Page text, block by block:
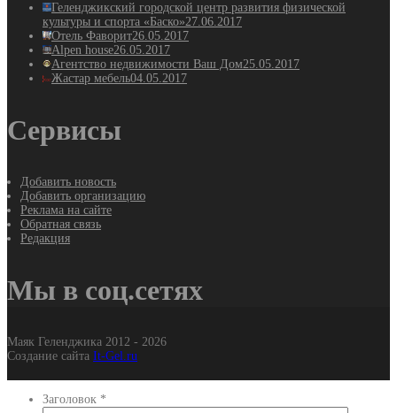
Геленджикский городской центр развития физической
культуры и спорта «Баско»27.06.2017
Отель Фаворит26.05.2017
Alpen house26.05.2017
Агентство недвижимости Ваш Дом25.05.2017
Жастар мебель04.05.2017
Сервисы
Добавить новость
Добавить организацию
Реклама на сайте
Обратная связь
Редакция
Мы в соц.сетях
Маяк Геленджика 2012 - 2026
Создание сайта It-Gel.ru
Заголовок *